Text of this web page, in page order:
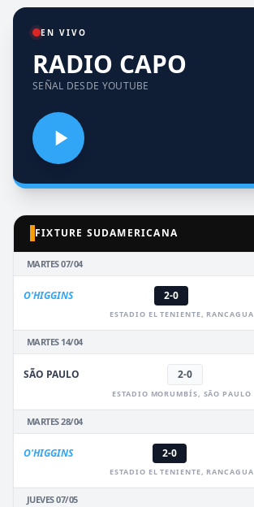
EN VIVO
RADIO CAPO
SEÑAL DESDE YOUTUBE
FIXTURE SUDAMERICANA
MARTES 07/04
O'HIGGINS 2-0
ESTADIO EL TENIENTE, RANCAGUA
MARTES 14/04
SÃO PAULO 2-0
ESTADIO MORUMBÍS, SÃO PAULO
MARTES 28/04
O'HIGGINS 2-0
ESTADIO EL TENIENTE, RANCAGUA
JUEVES 07/05